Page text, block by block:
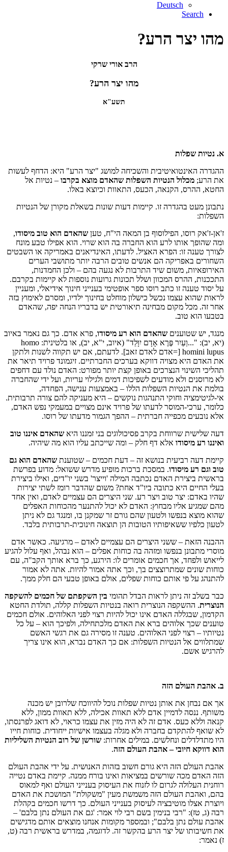
Deutsch
Search
מהו יצר הרע?
הרב אורי שרקי
מהו יצר הרע?
תשע"א
א. נטיות שפלות
ההגדרה האינטואיטיבית והשכיחה למושג "יצר הרע" היא: הדחף לעשות
את הרע; מכלול הנטיות השפלות שהאדם מוצא בקרבו – נטיות אל
החטא, ההרס, הקנאה, הכעס, התאוות וכיוצא באלו.
נתבונן מעט בהגדרה זו. קיימות דעות שונות בשאלת מקורן של הנטיות
השפלות:
ז'אן-ז'אק רוסו, הפילוסוף בן המאה הי"ח, טען שהאדם הוא טוב מיסודו,
ומה שהופך אותו לרע הוא החברה בה הוא שרוי. הוא אפילו טבע מונח
לצורך טענה זו: הפרא האציל. לדעתו, האינדיאנים באמריקה או השבטים
השחורים באפריקה הם אנשים טובים הרבה יותר מתושבי הערים
האירופאיות, משום שיד התרבות לא נגעה בהם – ולכן החמדנות,
התככנות, ההרס המכוון ושלל תכונות גרועות נוספות לא קיימות בקרבם.
על יסוד טענה זו כתב רוסו ספר אופטימי בענייני חינוך אידיאלי, ומעניין
לראות שהוא עצמו נכשל כישלון מוחלט בחינוך ילדיו, ומסרם לאימוץ בזה
אחר זה. מכל מקום מבחינה תיאורטית יש בדבריו הנחה יפה, שהאדם
בטבעו הוא טוב.
מנגד, יש שטוענים שהאדם הוא רע מיסודו, פרא אדם. כך גם נאמר באיוב
(יא, יב): "...וְעַיִר פֶּרֶא אָדָם יִוָּלֵד" (איוב, י"א, יב), או בלטינית: homo
homini lupus [=אדם לאדם זאב]. לדעתם, אם יש תקווה לשנות ולתקן
את האדם היא מצויה דווקא בערכים החברתיים. זיגמונד פרויד תיאר את
תהליכי השינוי הנצרכים באופן קצת יותר מפורט: האדם נולד עם דחפים
לא מרוסנים ולא מודעים לשפיכות דמים ולגילוי עריות, ועל ידי שהחברה
בולמת את הנטיות השפלות הללו – באמצעות ענישה, הפחדה,
אי-לגיטימציה וחוקי התנהגות נוקשים – היא מעניקה להם צורה תרבותית.
כלומר, ערכי-המוסר לדעתו של פרויד אינם מצויים במעמקי נפש האדם,
אלא נובעים מכפייה חברתית – ההפך הגמור מדעתו של רוסו.
דעה שלישית שרווחת בקרב פסיכולוגים בני זמננו היא שהאדם איננו טוב
ואיננו רע מיסודו אלא דף חלק – ומה שייכתב עליו הוא מה שיהיה.
קיימת דעה רביעית בנושא זה – דעת חכמים – שטוענת שהאדם הוא גם
טוב וגם רע מיסודו. במסכת ברכות מופיע מדרש ששואל: מדוע בפרשת
בראשית ביצירת האדם נכתבה המילה 'וייצר' בשני יו"דים, ואילו ביצירת
בעלי החיים היא כתובה ביו"ד אחת? משום שהדבר רומז לשתי יצירות
שהיו באדם: יצר טוב ויצר רע. שני היצרים הם עצמיים לאדם, ואין אחד
מהם שמגיע אליו מבחוץ: האדם לא יכול להתנער מהכוחות האפלים
שהוא מוצא בנפשו ולטעון שהם גורם זר שמקנן בו, ומנגד גם לא ניתן
לטעון כלפיו ששאיפותיו הטובות הן תוצאה חינוכית-תרבותית בלבד.
ההבנה הזאת – ששני היצרים הם עצמיים לאדם – מרגיעה. כאשר אדם
מוסרי מתבונן בנפשו ומזהה בה כוחות אפלים – הוא נבהל, ואף עלול להגיע
לייאוש ולפחד, אך חכמים אומרים לו: הירגע, כך ברא אותך הקב"ה, עם
כוחות שונים שמתרוצצים בך, וכך אתה אמור להיות. אתה לא אמור
להתנהג על פי אותם כוחות שפלים, אולם באופן טבעי הם חלק ממך.
כבר בשלב זה ניתן לראות הבדל תהומי בין השקפתם של חכמים להשקפה
הנוצרית. ההשקפה הנוצרית רואה בנטיות השפלות קללה, תולדת החטא
הקדמון, שבגללה האדם אינו יכול להיות רצוי לפני האלוהים. אולם חכמים
טוענים שכך אלוהים ברא את האדם מלכתחילה, ולפיכך הוא – על כל
נטיותיו – רצוי לפני האלוהים. טענה זו מסירה גם את רגשי האשם
שמתלווים אל הנטיות השפלות: אם כך האדם נברא, הוא אינו צריך
להרגיש אשם.
ב. אהבת העולם הזה
אך אם נבחן את אותן נטיות שפלות נוכל להיווכח שלרובן יש מכנה
משותף. ננסה לדמיין אדם ללא תאוות אכילה, ללא תאוות ממון, ללא
קנאה וללא כעס. אדם זה לא היה מזין את עצמו כראוי, לא דואג לפרנסתו,
לא שואף להתקדם בחברה ולא מגלה בעצמו אישיות ייחודית. כוחות חייו
היו מתדלדלים ונחלשים. במילים אחרות: שורשן של רוב הנטיות השליליות
הוא דווקא חיובי – אהבת העולם הזה.
אהבת העולם הזה היא גורם חשוב בזהות האנושית. על ידי אהבת העולם
הזה האדם מכה שורשים במציאות ואינו בורח ממנה. קיימת באדם נטייה
רוחנית העלולה לגרום לו לזנוח את העיסוק בענייני העולם ואף למאוס
בהם, ואהבת העולם הזה משמשת מעין "משקולת" המושכת את האדם
ויוצרת אצלו מוטיבציה לעיסוק בענייני העולם. כך דרשו חכמים בקהלת
רבה (ג, טז): "רבי בנימין בשם רבי לוי אמר: 'גם את העולם נתן בלבם' –
אהבת עולם נתן בלבם"; ובמספר מקומות אנחנו מוצאים אותם מדגישים
את חשיבותו של יצר הרע בהקשר זה. לדוגמה, במדרש בראשית רבה (ט,
ז) נאמר: